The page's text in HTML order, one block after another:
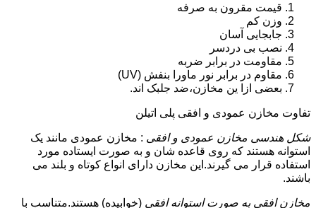
قیمت مقرون به صرفه
وزن کم
جابجایی آسان
نصب بی دردسر
مقاومت در برابر ضربه
مقاوم در برابر نور ماورا بنفش (UV)
بعضی ازا ین مخازن،ضد جلبک اند.
تفاوت مخازن عمودی و افقی پلی اتیلن
شکل هندسی مخازن عمودی و افقی : مخازن عمودی مانند یک
استوانه هستند که روی قاعده شان و به صورت ایستاده مورد
استفاده قرار می گیرند.این مخازن دارای انواع کوتاه و بلند می
باشند.
مخازن افقی به صورت استوانه افقی (خوابیده) هستند.متناسب با